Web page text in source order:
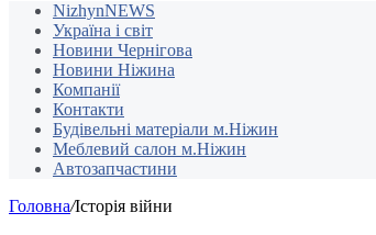
NizhynNEWS
Україна і світ
Новини Чернігова
Новини Ніжина
Компанії
Контакти
Будівельні матеріали м.Ніжин
Меблевий салон м.Ніжин
Автозапчастини
Головна/Історія війни